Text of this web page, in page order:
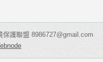
護聯盟 8986727@gmail.com